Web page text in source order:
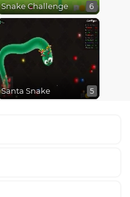
Snake Challenge 6
Santa Snake 5